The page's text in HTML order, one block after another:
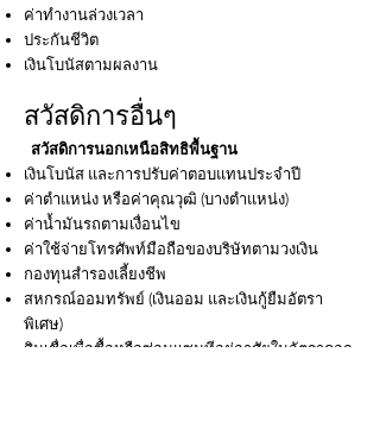
ค่าทํางานล่วงเวลา
ประกันชีวิต
เงินโบนัสตามผลงาน
สวัสดิการอื่นๆ
สวัสดิการนอกเหนือสิทธิพื้นฐาน
เงินโบนัส และการปรับค่าตอบแทนประจําปี
ค่าตําแหน่ง หรือค่าคุณวุฒิ (บางตําแหน่ง)
ค่าน้ำมันรถตามเงื่อนไข
ค่าใช้จ่ายโทรศัพท์มือถือของบริษัทตามวงเงิน
กองทุนสํารองเลี้ยงชีพ
สหกรณ์ออมทรัพย์ (เงินออม และเงินกู้ยืมอัตรา
พิเศษ)
สินเชื่อเพื่อซื้อหรือซ่อมแซมทีอยู่อาศัยในอัตราดอก